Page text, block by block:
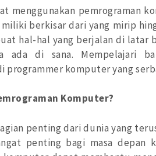
menggunakan pemrograman
berkisar dari yang mirip
hal-hal yang berjalan di latar
di sana. Mempelajari
programmer komputer yang
Komputer?
penting dari dunia yang
penting bagi masa depan